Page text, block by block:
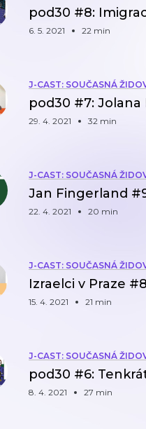
pod30 #8:
6. 5. 2021 22 min
J-CAST: SOUČASNÁ
pod30 #7: Jolana
29. 4. 2021 32 min
J-CAST: SOUČASNÁ
Jan Fingerland
22. 4. 2021 20 min
J-CAST: SOUČASNÁ
Izraelci v Praze
15. 4. 2021 21 min
J-CAST: SOUČASNÁ
pod30 #6:
8. 4. 2021 27 min